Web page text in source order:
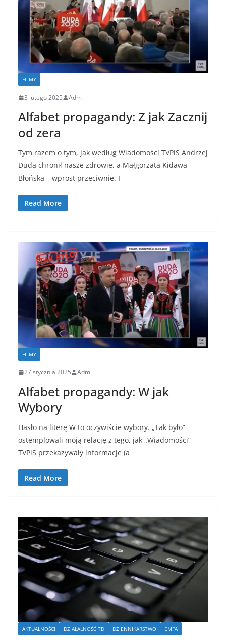
FILMY
3 lutego 2025 Adm
Alfabet propagandy: Z jak Zacznij
od zera
Tym razem o tym, jak według Wiadomości TVPiS Andrzej
Duda chronił nasze zdrowie, a Małgorzata Kidawa-
Błońska – wprost przeciwnie. I
Read More
FILMY
27 stycznia 2025 Adm
Alfabet propagandy: W jak
Wybory
Hasło na literę W to oczywiście wybory. „Tak było”
ostemplowali moją relację z tego, jak „Wiadomości”
TVPiS przekazywały informacje (a
Read More
AKTUALNOŚCI DZIAŁALNOŚĆ TD DZIENNIKARSTWO EMFA